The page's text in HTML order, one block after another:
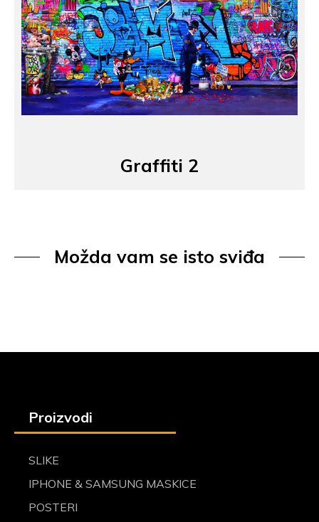
Graffiti 2
Možda vam se isto sviđa
Proizvodi
SLIKE
IPHONE & SAMSUNG MASKICE
POSTERI